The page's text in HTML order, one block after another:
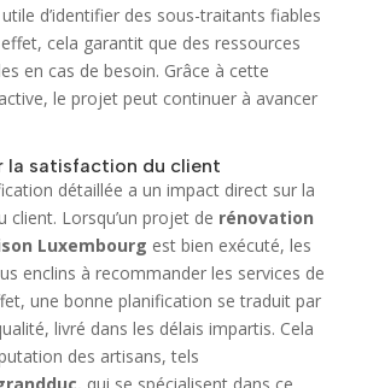
d’identifier des sous-traitants fiables
effet, cela garantit que des ressources
en cas de besoin. Grâce à cette
le projet peut continuer à avancer
la satisfaction du client
détaillée a un impact direct sur la
client. Lorsqu’un projet de rénovation
Luxembourg est bien exécuté, les
enclins à recommander les services de
une bonne planification se traduit par
livré dans les délais impartis. Cela
des artisans, tels